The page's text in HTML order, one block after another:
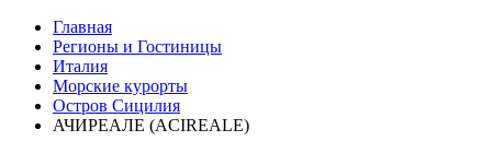
Главная
Регионы и Гостиницы
Италия
Морские курорты
Остров Сицилия
АЧИРЕАЛЕ (ACIREALE)